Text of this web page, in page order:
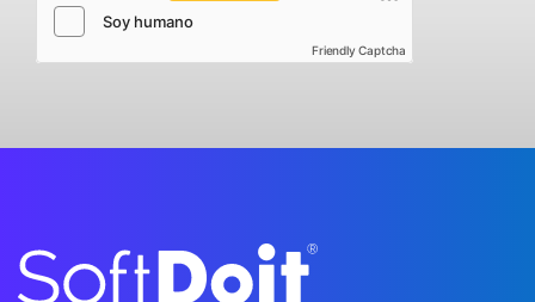
Friendly Captcha